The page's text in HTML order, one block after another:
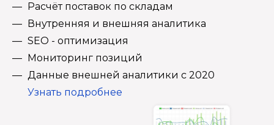
Расчёт поставок по складам
Внутренняя и внешняя аналитика
SEO - оптимизация
Мониторинг позиций
Данные внешней аналитики с 2020
Узнать подробнее